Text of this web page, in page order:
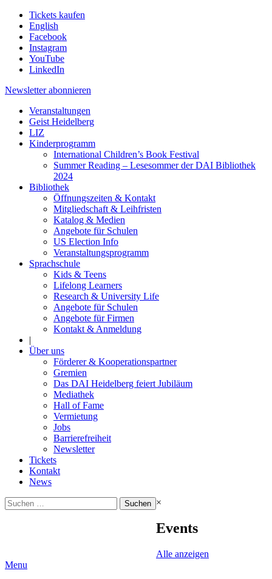
Tickets kaufen
English
Facebook
Instagram
YouTube
LinkedIn
Newsletter abonnieren
Veranstaltungen
Geist Heidelberg
LIZ
Kinderprogramm
International Children’s Book Festival
Summer Reading – Lesesommer der DAI Bibliothek
2024
Bibliothek
Öffnungszeiten & Kontakt
Mitgliedschaft & Leihfristen
Katalog & Medien
Angebote für Schulen
US Election Info
Veranstaltungsprogramm
Sprachschule
Kids & Teens
Lifelong Learners
Research & University Life
Angebote für Schulen
Angebote für Firmen
Kontakt & Anmeldung
|
Über uns
Förderer & Kooperationspartner
Gremien
Das DAI Heidelberg feiert Jubiläum
Mediathek
Hall of Fame
Vermietung
Jobs
Barrierefreiheit
Newsletter
Tickets
Kontakt
News
Suchen
nach:
×
Events
Alle anzeigen
Menu